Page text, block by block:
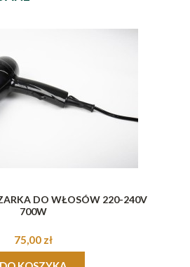
DO WŁOSÓW 220-240V
700W
75,00 zł